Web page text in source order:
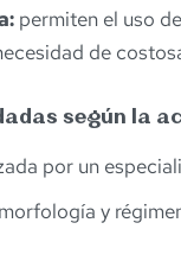
permiten el uso
de
según la
por un
y